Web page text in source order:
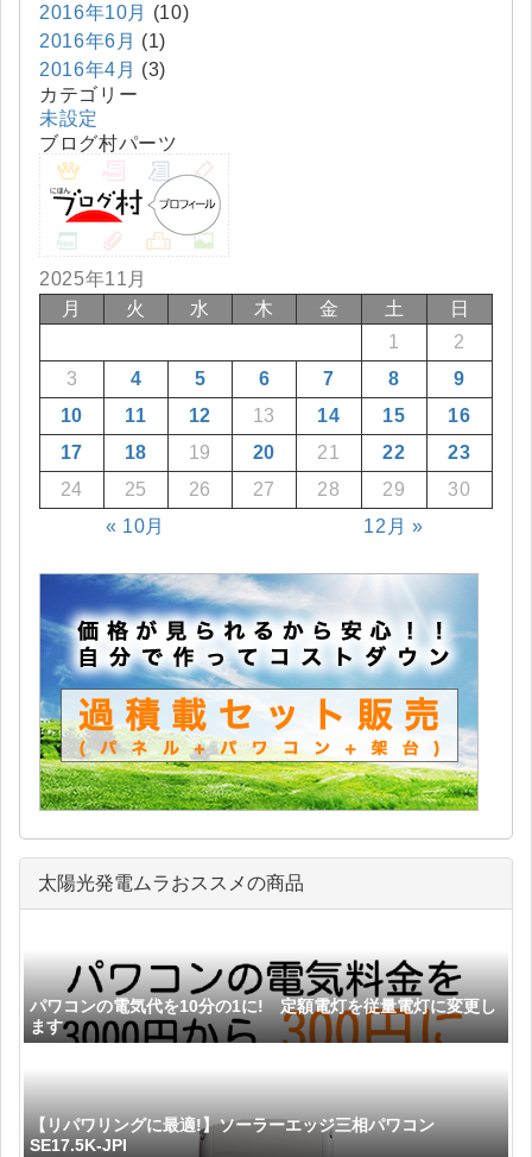
2016年10月
(10)
2016年6月 (1)
2016年4月 (3)
カテゴリー
未設定
ブログ村パーツ
2025年11月
月
火 水 木 金 土 日
« 10月 12月 »
1
2
3
4 5 6 7 8
9
10
11 12 13 14 15
16
17
18 19 20 21 22
23
24
25 26 27 28 29 30
太陽光発電ムラおススメの商品
パワコンの電気代を10分の1に! 定額電灯を従量電灯に変更し
ます
【リパワリングに最適!】ソーラーエッジ三相パワコン
SE17.5K-JPI